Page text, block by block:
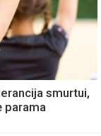
smurtui,
parama